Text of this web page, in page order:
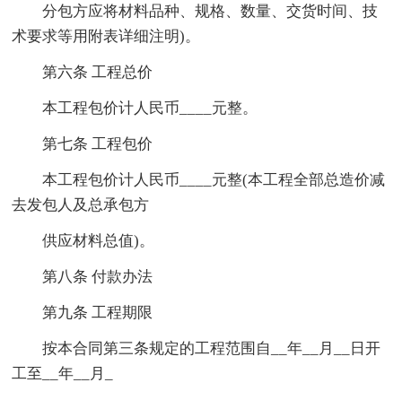
分包方应将材料品种、规格、数量、交货时间、技
术要求等用附表详细注明)。
第六条 工程总价
本工程包价计人民币____元整。
第七条 工程包价
本工程包价计人民币____元整(本工程全部总造价减
去发包人及总承包方
供应材料总值)。
第八条 付款办法
第九条 工程期限
按本合同第三条规定的工程范围自__年__月__日开
工至__年__月_